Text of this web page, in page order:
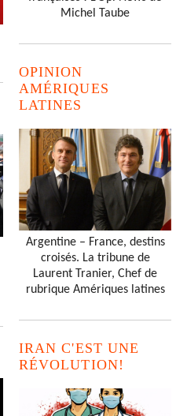
Michel Taube
OPINION
AMÉRIQUES
LATINES
Argentine – France, destins
croisés. La tribune de
Laurent Tranier, Chef de
rubrique Amériques latines
IRAN C'EST UNE
RÉVOLUTION!